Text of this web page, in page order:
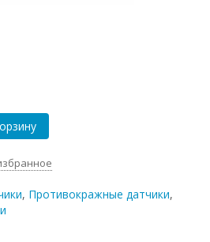
, Противокражные датчики,